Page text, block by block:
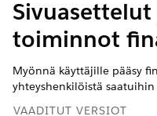
toiminnot
Myönnä käyttäjille pääsy
yhteyshenkilöistä
VAADITUT VERSIOT